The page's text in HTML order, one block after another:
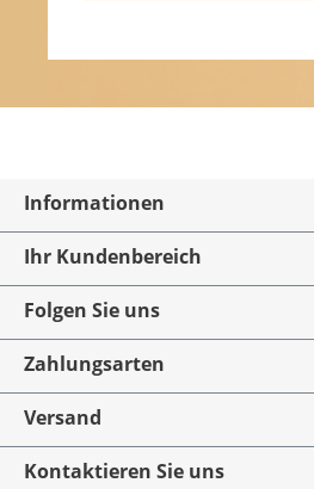
Informationen
Ihr Kundenbereich
Folgen Sie uns
Zahlungsarten
Versand
Kontaktieren Sie uns